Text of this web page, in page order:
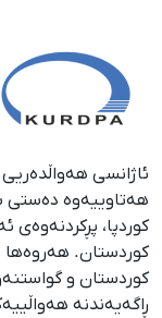
هەتاوییەوە دەستی
كوردپا، پڕكردنەوەی
كوردستان. هەروەها
كوردستان و
ڕاگەیەندنە